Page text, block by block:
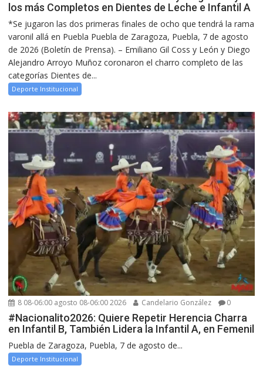
los más Completos en Dientes de Leche e Infantil A
*Se jugaron las dos primeras finales de ocho que tendrá la rama
varonil allá en Puebla Puebla de Zaragoza, Puebla, 7 de agosto
de 2026 (Boletín de Prensa). – Emiliano Gil Coss y León y Diego
Alejandro Arroyo Muñoz coronaron el charro completo de las
categorías Dientes de...
Deporte Institucional
8 08-06:00 agosto 08-06:00 2026 Candelario González 0
#Nacionalito2026: Quiere Repetir Herencia Charra
en Infantil B, También Lidera la Infantil A, en Femenil
Puebla de Zaragoza, Puebla, 7 de agosto de...
Deporte Institucional